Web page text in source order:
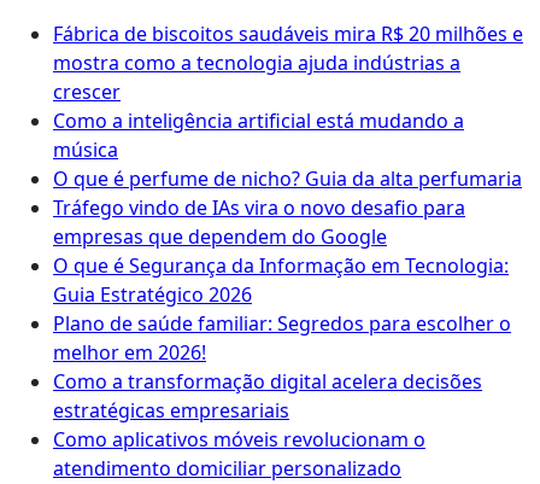
Fábrica de biscoitos saudáveis mira R$ 20 milhões e
mostra como a tecnologia ajuda indústrias a
crescer
Como a inteligência artificial está mudando a
música
O que é perfume de nicho? Guia da alta perfumaria
Tráfego vindo de IAs vira o novo desafio para
empresas que dependem do Google
O que é Segurança da Informação em Tecnologia:
Guia Estratégico 2026
Plano de saúde familiar: Segredos para escolher o
melhor em 2026!
Como a transformação digital acelera decisões
estratégicas empresariais
Como aplicativos móveis revolucionam o
atendimento domiciliar personalizado